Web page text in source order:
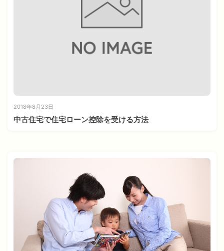
2018年8月23日
中古住宅で住宅ローン控除を受ける方法